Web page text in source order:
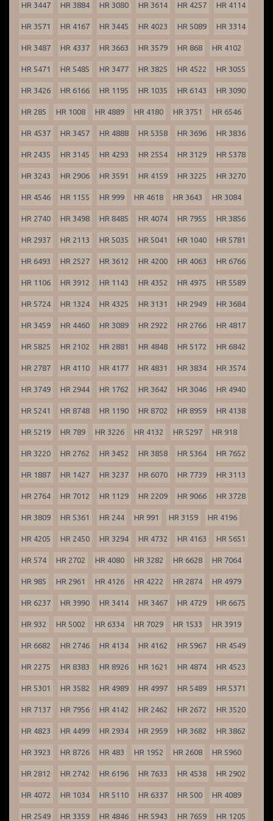
HR 3447 HR 3884 HR 3080 HR 3614 HR 4257 HR 4114
HR 3571 HR 4167 HR 3445 HR 4023 HR 5089 HR 3314
HR 3487 HR 4337 HR 3663 HR 3579 HR 868 HR 4102
HR 5471 HR 5485 HR 3477 HR 3825 HR 4522 HR 3055
HR 3426 HR 6166 HR 1195 HR 1035 HR 6143 HR 3090
HR 285 HR 1008 HR 4889 HR 4180 HR 3751 HR 6546
HR 4537 HR 3457 HR 4888 HR 5358 HR 3696 HR 3836
HR 2435 HR 3145 HR 4293 HR 2554 HR 3129 HR 5378
HR 3243 HR 2906 HR 3591 HR 4159 HR 3225 HR 3270
HR 4546 HR 1155 HR 999 HR 4618 HR 3643 HR 3084
HR 2740 HR 3498 HR 8485 HR 4074 HR 7955 HR 3856
HR 2937 HR 2113 HR 5035 HR 5041 HR 1040 HR 5781
HR 6493 HR 2527 HR 3612 HR 4200 HR 4063 HR 6766
HR 1106 HR 3912 HR 1143 HR 4352 HR 4975 HR 5589
HR 5724 HR 1324 HR 4325 HR 3131 HR 2949 HR 3684
HR 3459 HR 4460 HR 3089 HR 2922 HR 2766 HR 4817
HR 5825 HR 2102 HR 2881 HR 4848 HR 5172 HR 6842
HR 2787 HR 4110 HR 4177 HR 4831 HR 3834 HR 3574
HR 3749 HR 2944 HR 1762 HR 3642 HR 3046 HR 4940
HR 5241 HR 8748 HR 1190 HR 8702 HR 8959 HR 4138
HR 5219 HR 789 HR 3226 HR 4132 HR 5297 HR 918
HR 3220 HR 2762 HR 3452 HR 3858 HR 5364 HR 7652
HR 1887 HR 1427 HR 3237 HR 6070 HR 7739 HR 3113
HR 2764 HR 7012 HR 1129 HR 2209 HR 9066 HR 3728
HR 3809 HR 5361 HR 244 HR 991 HR 3159 HR 4196
HR 4205 HR 2450 HR 3294 HR 4732 HR 4163 HR 5651
HR 574 HR 2702 HR 4080 HR 3282 HR 6628 HR 7064
HR 985 HR 2961 HR 4126 HR 4222 HR 2874 HR 4979
HR 6237 HR 3990 HR 3414 HR 3467 HR 4729 HR 6675
HR 932 HR 5002 HR 6334 HR 7029 HR 1533 HR 3919
HR 6682 HR 2746 HR 4134 HR 4162 HR 5967 HR 4549
HR 2275 HR 8383 HR 8926 HR 1621 HR 4874 HR 4523
HR 5301 HR 3582 HR 4989 HR 4997 HR 5489 HR 5371
HR 7137 HR 7956 HR 4142 HR 2462 HR 2672 HR 3520
HR 4823 HR 4499 HR 2934 HR 2959 HR 3682 HR 3862
HR 3923 HR 8726 HR 483 HR 1952 HR 2608 HR 5960
HR 2812 HR 2742 HR 6196 HR 7633 HR 4538 HR 2902
HR 4072 HR 1034 HR 5110 HR 6337 HR 500 HR 4089
HR 2549 HR 3359 HR 4846 HR 5943 HR 7659 HR 1205